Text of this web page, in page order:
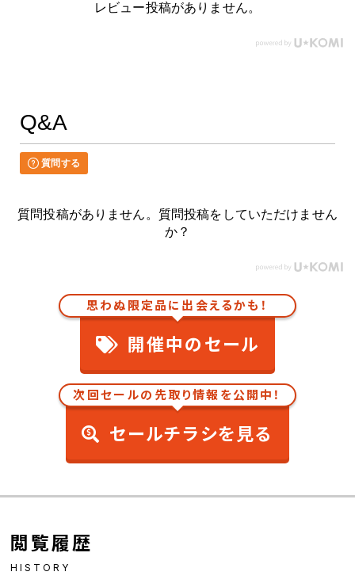
レビュー投稿がありません。
Q&A
質問する
質問投稿がありません。質問投稿をしていただけません
か？
思わぬ限定品に出会えるかも！
開催中のセール
次回セールの先取り情報を公開中！
セールチラシを見る
閲覧履歴
HISTORY